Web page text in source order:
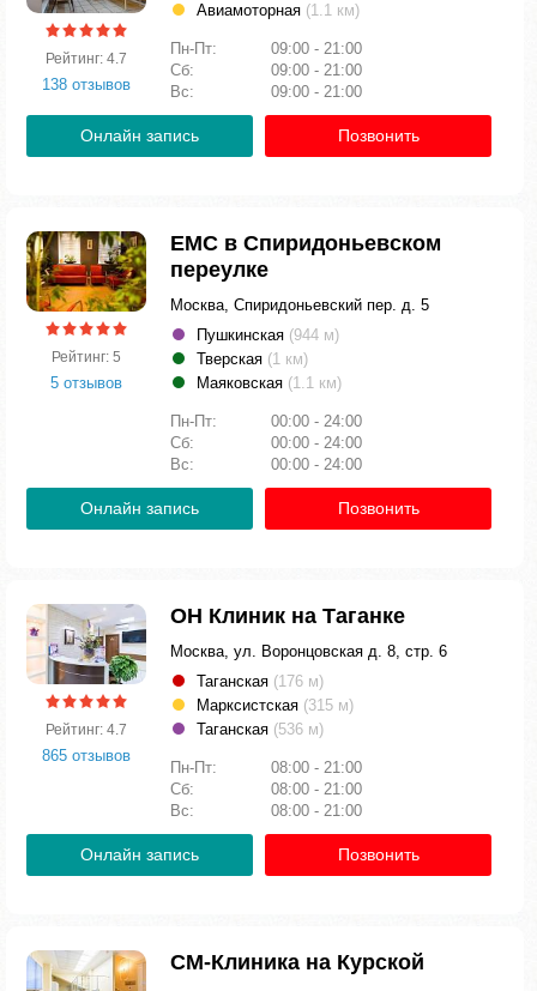
Рейтинг: 4.7
138 отзывов
Авиамоторная (1.1 км)
Пн-Пт:
09:00 - 21:00
Сб:
09:00 - 21:00
Вс:
09:00 - 21:00
Онлайн запись Позвонить
Рейтинг: 5
5 отзывов
ЕМС в Спиридоньевском
переулке
Москва, Спиридоньевский пер. д. 5
Пушкинская (944 м)
Тверская (1 км)
Маяковская (1.1 км)
Пн-Пт:
00:00 - 24:00
Сб:
00:00 - 24:00
Вс:
00:00 - 24:00
Онлайн запись Позвонить
Рейтинг: 4.7
865 отзывов
ОН Клиник на Таганке
Москва, ул. Воронцовская д. 8, стр. 6
Таганская (176 м)
Марксистская (315 м)
Таганская (536 м)
Пн-Пт:
08:00 - 21:00
Сб:
08:00 - 21:00
Вс:
08:00 - 21:00
Онлайн запись Позвонить
СМ-Клиника на Курской